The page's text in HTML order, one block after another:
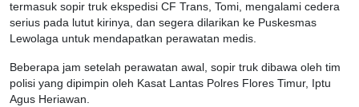
termasuk sopir truk ekspedisi CF Trans, Tomi, mengalami cedera
serius pada lutut kirinya, dan segera dilarikan ke Puskesmas
Lewolaga untuk mendapatkan perawatan medis.
Beberapa jam setelah perawatan awal, sopir truk dibawa oleh tim
polisi yang dipimpin oleh Kasat Lantas Polres Flores Timur, Iptu
Agus Heriawan.